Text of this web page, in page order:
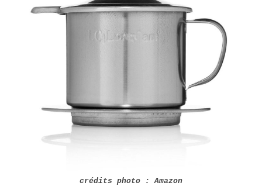
crédits photo : Amazon